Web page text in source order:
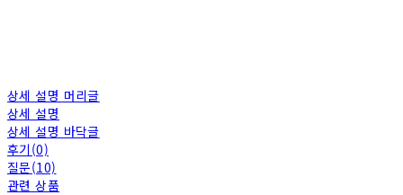
상세 설명 머리글
상세 설명
상세 설명 바닥글
후기(0)
질문(10)
관련 상품